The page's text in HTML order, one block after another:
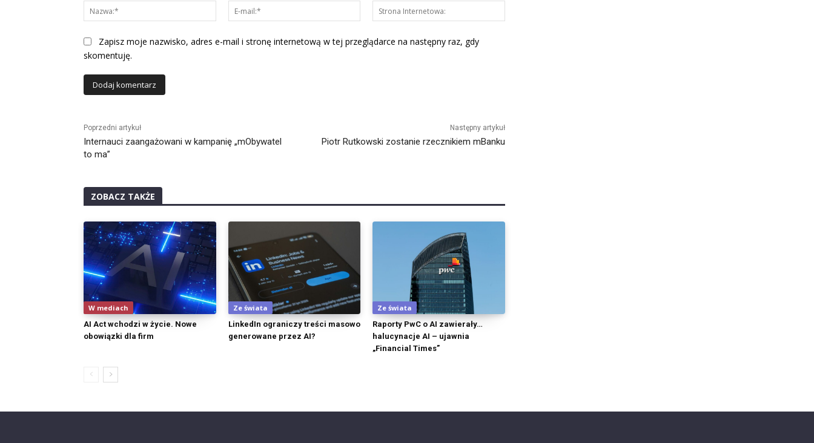
Nazwa:*
mail:*
Internetowa:
Zapisz moje nazwisko, adres e-mail i stronę internetową w tej przeglądarce na następny raz, gdy
skomentuję.
Poprzedni artykuł
Internauci zaangażowani w kampanię „mObywatel
to ma”
Następny artykuł
Piotr Rutkowski zostanie rzecznikiem mBanku
ZOBACZ TAKŻE
W mediach
AI Act wchodzi w życie. Nowe
obowiązki dla firm
Ze świata
LinkedIn ograniczy treści masowo
generowane przez AI?
Ze świata
Raporty PwC o AI zawierały…
halucynacje AI – ujawnia
„Financial Times”